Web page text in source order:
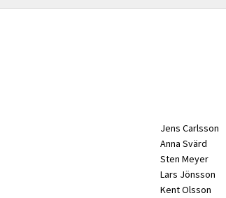
Jens Carlsson
Anna Svärd
Sten Meyer
Lars Jönsson
Kent Olsson